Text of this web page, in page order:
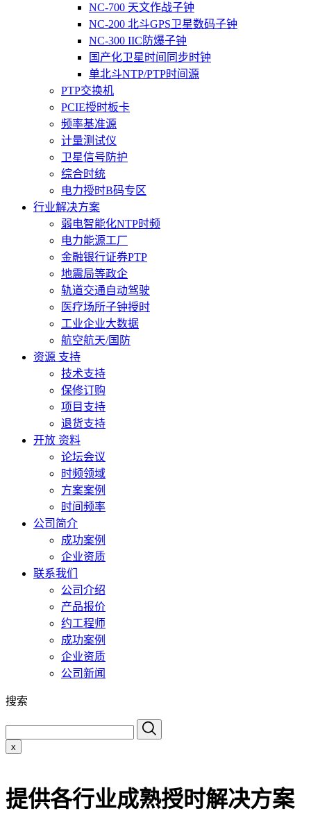
NC-700 天文作战子钟
NC-200 北斗GPS卫星数码子钟
NC-300 IIC防爆子钟
国产化卫星时间同步时钟
单北斗NTP/PTP时间源
PTP交换机
PCIE授时板卡
频率基准源
计量测试仪
卫星信号防护
综合时统
电力授时B码专区
行业解决方案
弱电智能化NTP时频
电力能源工厂
金融银行证券PTP
地震局等政企
轨道交通自动驾驶
医疗场所子钟授时
工业企业大数据
航空航天/国防
资源 支持
技术支持
保修订购
项目支持
退货支持
开放 资料
论坛会议
时频领域
方案案例
时间频率
公司简介
成功案例
企业资质
联系我们
公司介绍
产品报价
约工程师
成功案例
企业资质
公司新闻
搜索
x
提供各行业成熟授时解决方案